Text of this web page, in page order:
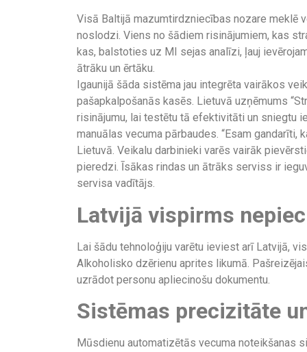
Visā Baltijā mazumtirdzniecības nozare meklē
noslodzi. Viens no šādiem risinājumiem, kas
kas, balstoties uz MI sejas analīzi, ļauj
ātrāku un ērtāku.
Igaunijā šāda sistēma jau integrēta vairākos
pašapkalpošanās kasēs. Lietuvā uzņēmums
risinājumu, lai testētu tā efektivitāti un sniegtu
manuālas vecuma pārbaudes. “Esam
Lietuvā. Veikalu darbinieki varēs vairāk
pieredzi. Īsākas rindas un ātrāks serviss ir
servisa vadītājs.
Latvijā vispirms
Lai šādu tehnoloģiju varētu ieviest arī Latvijā,
Alkoholisko dzērienu aprites likumā.
uzrādot personu apliecinošu dokumentu.
Sistēmas precizitāte
Mūsdienu automatizētās vecuma noteikšanas